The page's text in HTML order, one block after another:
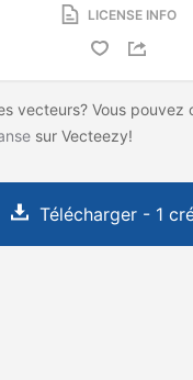
LICENSE INFO
vecteurs? Vous pouvez
sur Vecteezy!
Télécharger - 1